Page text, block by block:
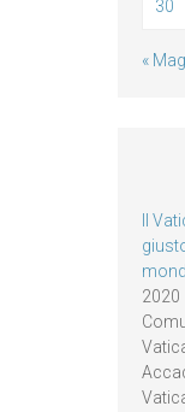
30
« Mag
Il
2020